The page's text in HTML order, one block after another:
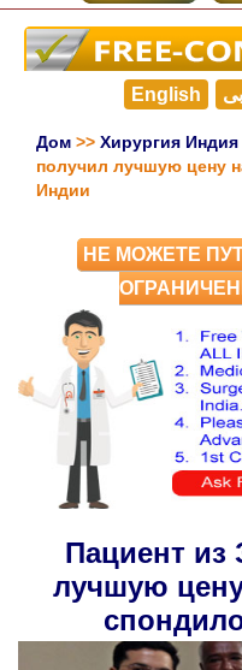
English
Дом >> Хирургия
получил лучшую цену
Индии
НЕ МОЖЕТЕ
Пациент из
лучшую